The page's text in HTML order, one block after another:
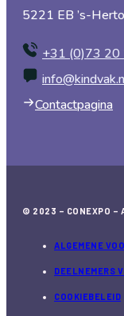
5221 EB ’s-
+31 (0)73 20
Contactpagina
© 2023 – CONEXPO –
ALGEMENE
DEELNEMERS
COOKIEBELEID